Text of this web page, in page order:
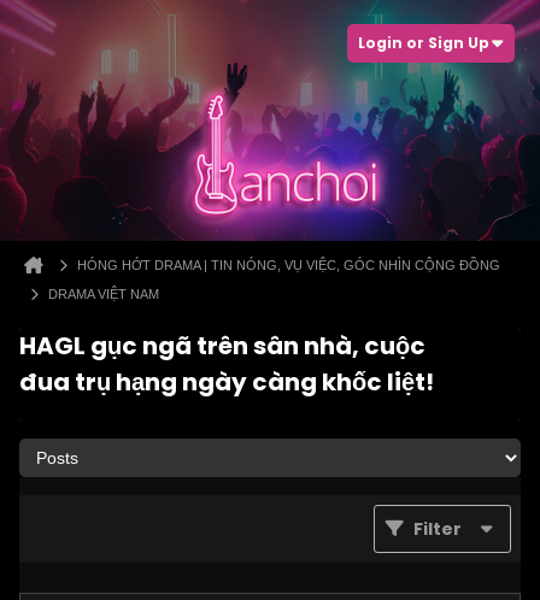
Login or Sign Up
HÓNG HỚT DRAMA | TIN NÓNG, VỤ VIỆC, GÓC NHÌN CỘNG ĐỒNG
DRAMA VIỆT NAM
HAGL gục ngã trên sân nhà, cuộc
đua trụ hạng ngày càng khốc liệt!
Filter